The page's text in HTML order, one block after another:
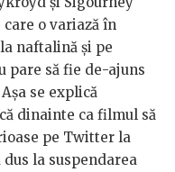
care o variază în
naftalină şi pe
pare să fie de-ajuns
se explică
dinainte ca filmul să
pe Twitter la
dus la suspendarea